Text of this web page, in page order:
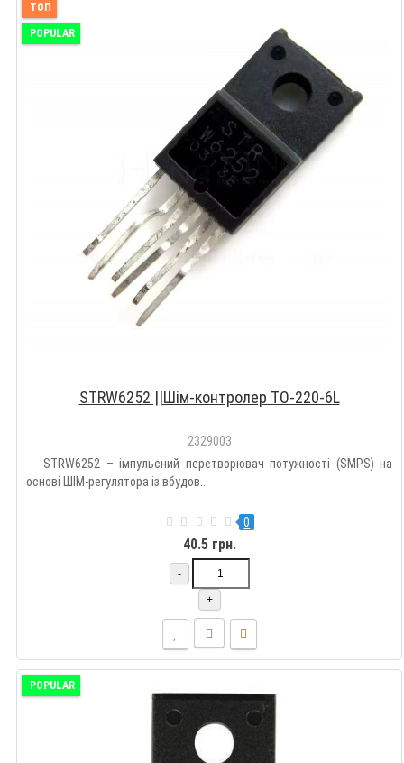
ТОП
POPULAR
STRW6252 ||Шім-контролер TO-220-6L
2329003
STRW6252 – імпульсний перетворювач потужності (SMPS) на
основі ШІМ-регулятора із вбудов..
0
40.5 грн.
-
+
POPULAR